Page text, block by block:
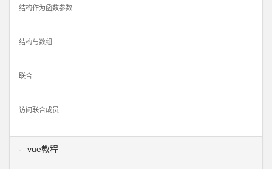
结构作为函数参数
结构与数组
联合
访问联合成员
vue教程